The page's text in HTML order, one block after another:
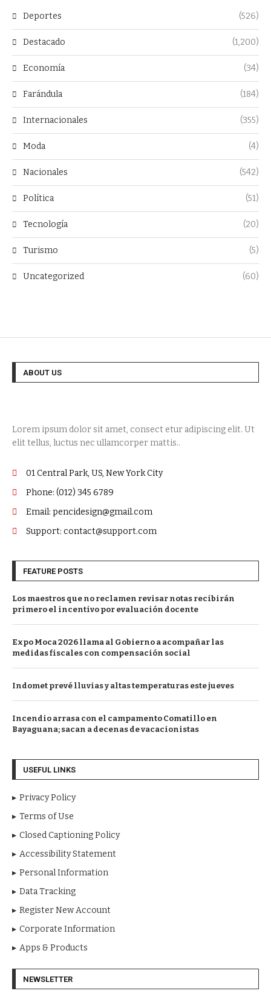
Deportes (526)
Destacado (1,200)
Economía (34)
Farándula (184)
Internacionales (355)
Moda (4)
Nacionales (542)
Política (51)
Tecnología (20)
Turismo (5)
Uncategorized (60)
ABOUT US
Lorem ipsum dolor sit amet, consect etur adipiscing elit. Ut
elit tellus, luctus nec ullamcorper mattis..
01 Central Park, US, New York City
Phone: (012) 345 6789
Email: pencidesign@gmail.com
Support: contact@support.com
FEATURE POSTS
Los maestros que no reclamen revisar notas recibirán
primero el incentivo por evaluación docente
Expo Moca 2026 llama al Gobierno a acompañar las
medidas fiscales con compensación social
Indomet prevé lluvias y altas temperaturas este jueves
Incendio arrasa con el campamento Comatillo en
Bayaguana; sacan a decenas de vacacionistas
USEFUL LINKS
Privacy Policy
Terms of Use
Closed Captioning Policy
Accessibility Statement
Personal Information
Data Tracking
Register New Account
Corporate Information
Apps & Products
NEWSLETTER